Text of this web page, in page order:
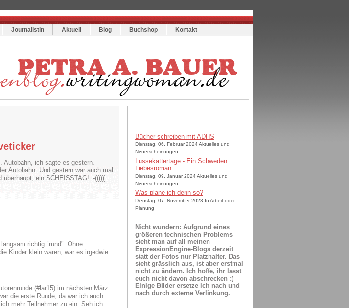
Journalistin Aktuell Blog Buchshop Kontakt
Autobahn, ich sagte es gestern.
Autobahn. Und gestern war auch mal
ein SCHEISSTAG! :-(((((
richtig "rund". Ohne
Kinder klein waren, war es irgedwie
(#lar15) im nächsten März
die erste Runde, da war ich auch
mehr Teilnehmer zu ein. Seh ich
Bücher schreiben mit ADHS
Dienstag, 06. Februar 2024 Aktuelles und
Neuerscheinungen
Lussekattertage - Ein Schweden
Liebesroman
Dienstag, 09. Januar 2024 Aktuelles und
Neuerscheinungen
Was plane ich denn so?
Dienstag, 07. November 2023 In Arbeit oder
Planung
Nicht wundern: Aufgrund eines
größeren technischen Problems
sieht man auf all meinen
ExpressionEngine-Blogs derzeit
statt der Fotos nur Platzhalter. Das
sieht grässlich aus, ist aber erstmal
nicht zu ändern. Ich hoffe, ihr lasst
euch nicht davon abschrecken :)
Einige Bilder ersetze ich nach und
nach durch externe Verlinkung.